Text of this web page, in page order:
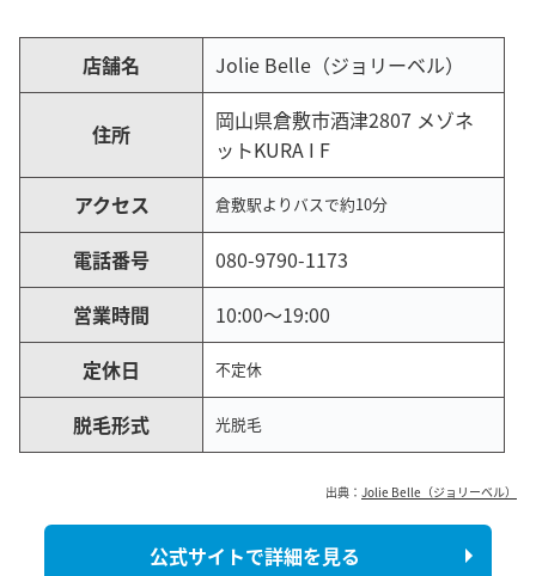
店舗名 Jolie Belle（ジョリーベル）
住所
岡山県倉敷市酒津2807 メゾネ
ットKURA I F
アクセス
倉敷駅よりバスで約10分
電話番号
080-9790-1173
営業時間
10:00～19:00
定休日
不定休
脱毛形式 光脱毛
出典： Jolie Belle（ジョリーベル）
公式サイトで詳細を見る